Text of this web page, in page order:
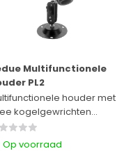
Multifunctionele
PL2
houder met
kogelgewrichten...
Op voorraad